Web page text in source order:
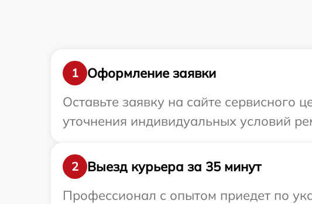
1
Оформление заявки
Оставьте заявку на сайте
уточнения индивидуальных условий
2
Выезд курьера за 35 минут
Профессионал с опытом приедет по